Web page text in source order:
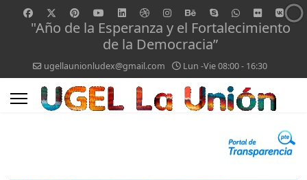
"Año de la Esperanza y el Fortalecimiento
de la Democracia”
ugellaunionludex@gmail.com Lun -Vie 08:00 - 16:30